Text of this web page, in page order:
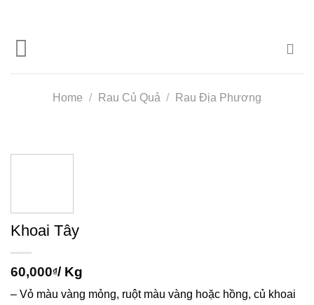
content
Home / Rau Củ Quả / Rau Địa Phương
Khoai Tây
60,000₫/ Kg
– Vỏ màu vàng mỏng, ruột màu vàng hoặc hồng, củ khoai